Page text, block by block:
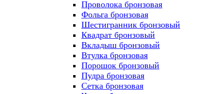
Проволока бронзовая
Фольга бронзовая
Шестигранник бронзовый
Квадрат бронзовый
Вкладыш бронзовый
Втулка бронзовая
Порошок бронзовый
Пудра бронзовая
Сетка бронзовая